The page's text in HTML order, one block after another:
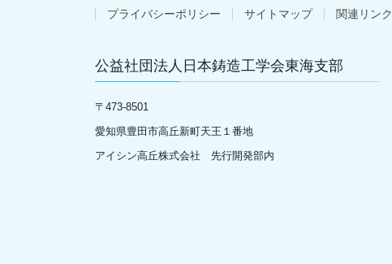
プライバシーポリシー サイトマップ 関連リンク
公益社団法人日本鋳造工学会東海支部
〒 473-8501
愛知県豊田市高丘新町天王１番地
アイシン高丘株式会社 先行開発部内